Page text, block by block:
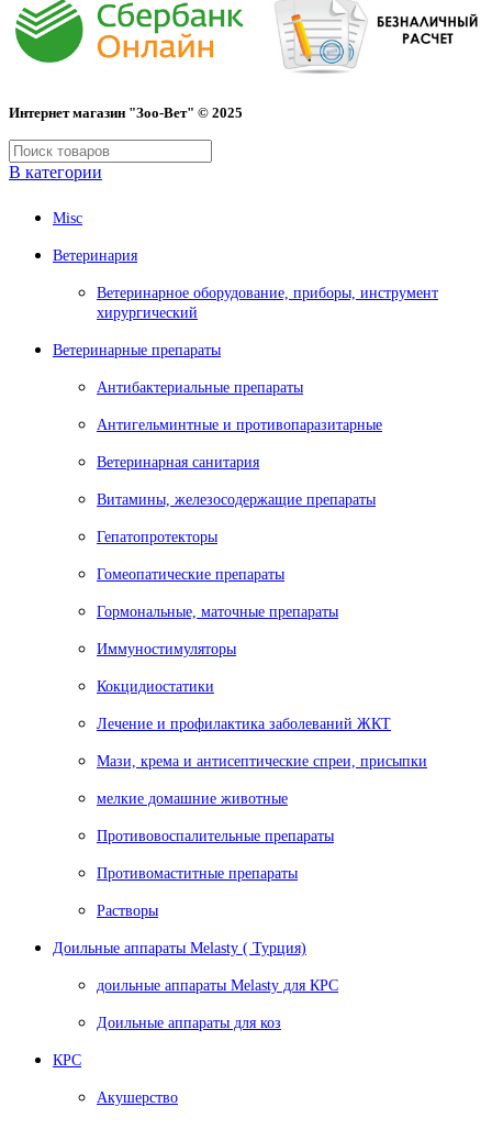
Интернет магазин "Зоо-Вет" © 2025
В категории
Misc
Ветеринария
Ветеринарное оборудование, приборы, инструмент
хирургический
Ветеринарные препараты
Антибактериальные препараты
Антигельминтные и противопаразитарные
Ветеринарная санитария
Витамины, железосодержащие препараты
Гепатопротекторы
Гомеопатические препараты
Гормональные, маточные препараты
Иммуностимуляторы
Кокцидиостатики
Лечение и профилактика заболеваний ЖКТ
Мази, крема и антисептические спреи, присыпки
мелкие домашние животные
Противовоспалительные препараты
Противомаститные препараты
Растворы
Доильные аппараты Melasty ( Турция)
доильные аппараты Melasty для КРС
Доильные аппараты для коз
КРС
Акушерство